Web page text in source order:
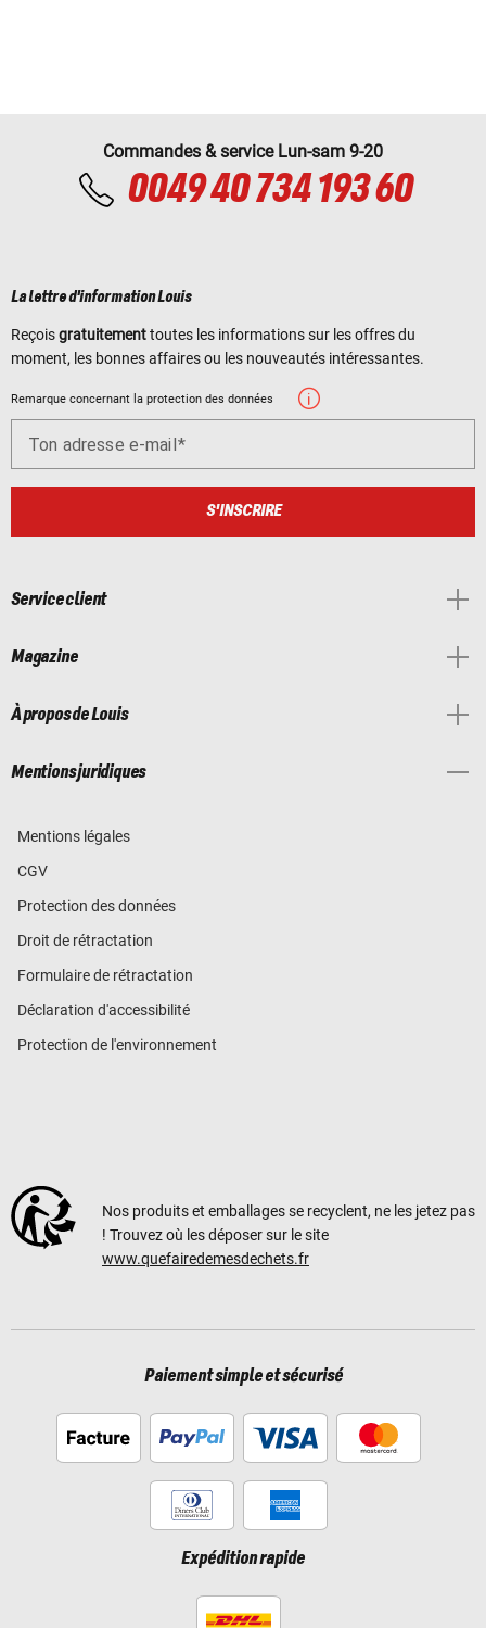
Commandes & service Lun-sam 9-20
0049 40 734 193 60
La lettre d'information Louis
Reçoisgratuitementtoutes les informations sur les offres du
moment, les bonnes affaires ou les nouveautés intéressantes.
Remarque concernant la protection des données
Ton adresse e-mail
S'INSCRIRE
Service client
Magazine
À propos de Louis
Mentions juridiques
Mentions légales
CGV
Protection des données
Droit de rétractation
Formulaire de rétractation
Déclaration d'accessibilité
Protection de l'environnement
Nos produits et emballages se recyclent, ne les jetez pas
! Trouvez où les déposer sur le site
www.quefairedemesdechets.fr
Paiement simple et sécurisé
Expédition rapide